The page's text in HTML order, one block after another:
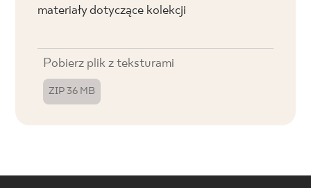
materiały dotyczące kolekcji
Pobierz plik z teksturami
ZIP 36 MB